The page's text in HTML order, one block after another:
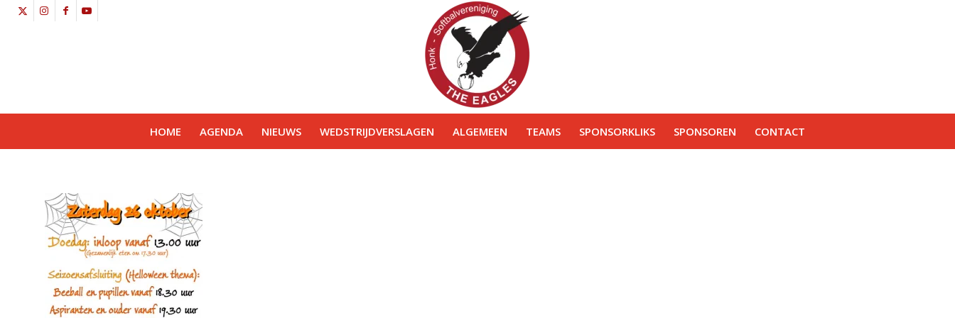
HOME AGENDA NIEUWS WEDSTRIJDVERSLAGEN ALGEMEEN TEAMS SPONSORKLIKS SPONSOREN CONTACT